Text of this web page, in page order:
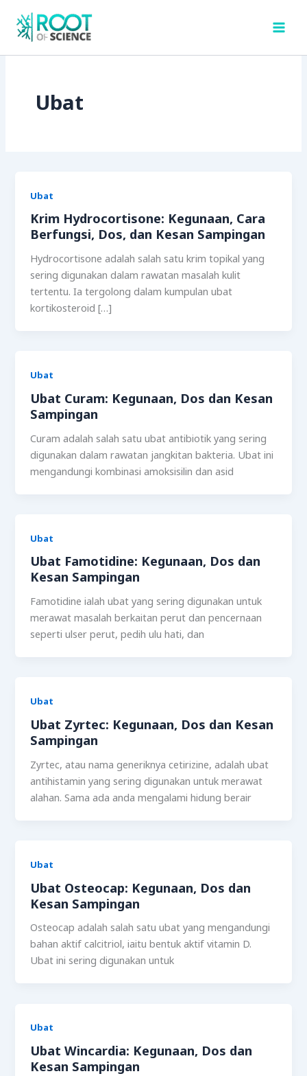
content
Ubat
Ubat
Krim Hydrocortisone: Kegunaan, Cara
Berfungsi, Dos, dan Kesan Sampingan
Hydrocortisone adalah salah satu krim topikal yang
sering digunakan dalam rawatan masalah kulit
tertentu. Ia tergolong dalam kumpulan ubat
kortikosteroid […]
Ubat
Ubat Curam: Kegunaan, Dos dan Kesan
Sampingan
Curam adalah salah satu ubat antibiotik yang sering
digunakan dalam rawatan jangkitan bakteria. Ubat ini
mengandungi kombinasi amoksisilin dan asid
Ubat
Ubat Famotidine: Kegunaan, Dos dan
Kesan Sampingan
Famotidine ialah ubat yang sering digunakan untuk
merawat masalah berkaitan perut dan pencernaan
seperti ulser perut, pedih ulu hati, dan
Ubat
Ubat Zyrtec: Kegunaan, Dos dan Kesan
Sampingan
Zyrtec, atau nama generiknya cetirizine, adalah ubat
antihistamin yang sering digunakan untuk merawat
alahan. Sama ada anda mengalami hidung berair
Ubat
Ubat Osteocap: Kegunaan, Dos dan
Kesan Sampingan
Osteocap adalah salah satu ubat yang mengandungi
bahan aktif calcitriol, iaitu bentuk aktif vitamin D.
Ubat ini sering digunakan untuk
Ubat
Ubat Wincardia: Kegunaan, Dos dan
Kesan Sampingan